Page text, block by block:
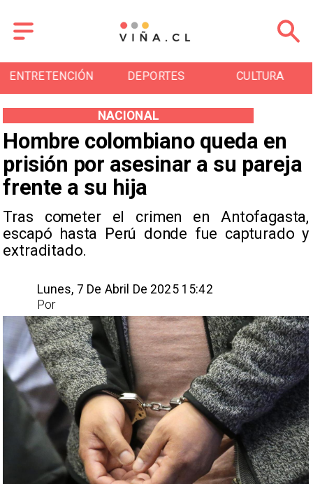
ENTRETENCIÓN DEPORTES CULTURA
Hombre colombiano queda en
prisión por asesinar a su pareja
frente a su hija
Tras cometer el crimen en Antofagasta,
escapó hasta Perú donde fue capturado y
extraditado.
NACIONAL
Lunes, 7 De Abril De 2025 15:42
Por